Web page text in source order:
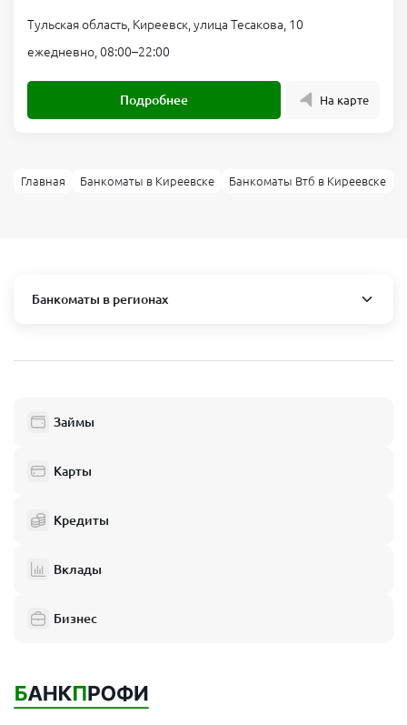
Тульская область, Киреевск, улица Тесакова, 10
ежедневно, 08:00–22:00
Подробнее На карте
Главная Банкоматы в Киреевске Банкоматы Втб в Киреевске
Банкоматы в регионах
Балашиха
Одинцово
Электросталь
Реутов
Подольск
Королёв
Займы
Карты
Кредиты
Вклады
Бизнес